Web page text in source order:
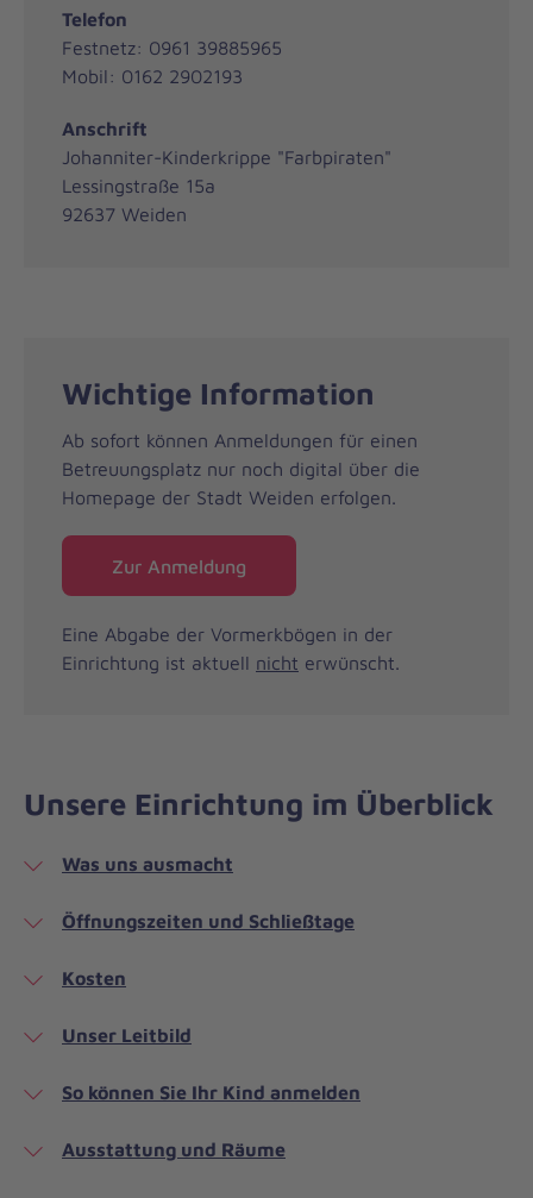
Telefon
Festnetz: 0961 39885965
Mobil: 0162 2902193
Anschrift
Johanniter-Kinderkrippe "Farbpiraten"
Lessingstraße 15a
92637 Weiden
Wichtige Information
Ab sofort können Anmeldungen für einen
Betreuungsplatz nur noch digital über die
Homepage der Stadt Weiden erfolgen.
Zur Anmeldung
Eine Abgabe der Vormerkbögen in der
Einrichtung ist aktuell nicht erwünscht.
Unsere Einrichtung im Überblick
Was uns ausmacht
Öffnungszeiten und Schließtage
Kosten
Unser Leitbild
So können Sie Ihr Kind anmelden
Ausstattung und Räume